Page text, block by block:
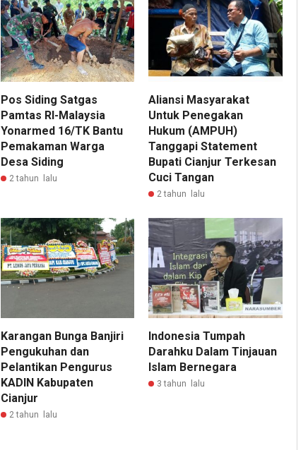
Pos Siding Satgas
Pamtas RI-Malaysia
Yonarmed 16/TK Bantu
Pemakaman Warga
Desa Siding
2 tahun lalu
Aliansi Masyarakat
Untuk Penegakan
Hukum (AMPUH)
Tanggapi Statement
Bupati Cianjur Terkesan
Cuci Tangan
2 tahun lalu
Karangan Bunga Banjiri
Pengukuhan dan
Pelantikan Pengurus
KADIN Kabupaten
Cianjur
2 tahun lalu
Indonesia Tumpah
Darahku Dalam Tinjauan
Islam Bernegara
3 tahun lalu